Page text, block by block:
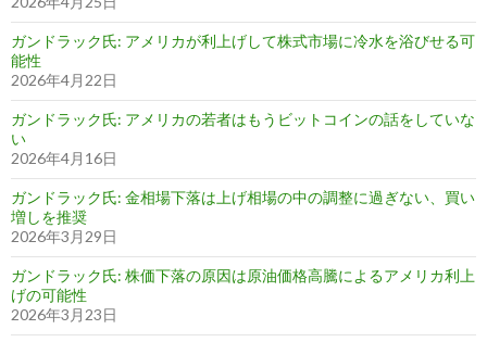
ガンドラック氏: アメリカが利上げして株式市場に冷水を浴びせる可
能性
2026年4月22日
ガンドラック氏: アメリカの若者はもうビットコインの話をしていな
い
2026年4月16日
ガンドラック氏: 金相場下落は上げ相場の中の調整に過ぎない、買い
増しを推奨
2026年3月29日
ガンドラック氏: 株価下落の原因は原油価格高騰によるアメリカ利上
げの可能性
2026年3月23日